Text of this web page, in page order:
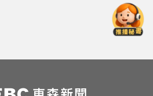
因待查
／採對開車門 Genesis GV90